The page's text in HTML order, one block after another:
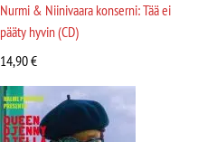
Nurmi & Niinivaara konserni: Tää ei
pääty hyvin (CD)
14,90€